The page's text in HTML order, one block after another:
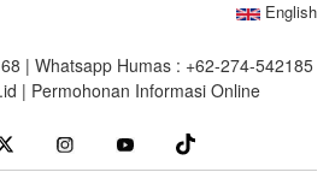
English
| Whatsapp Humas : +62-274-542185
| Permohonan Informasi Online
Instagram youtube